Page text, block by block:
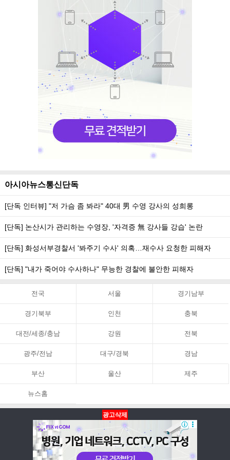
아시아뉴스통신단독
[단독 인터뷰] "저 가슴 좀 봐라" 40대 男 수영 강사의 성희롱
[단독] 논산시가 관리하는 수영장, '자격증 無 강사들 강습' 논란
[단독] 화성서부경찰서 '봐주기 수사' 의혹…재수사 요청한 피해자
[단독] "내가 죽어야 수사하나" 무능한 경찰에 불안한 피해자
전국 서울 경기남부
경기북부 인천 충북
대전/세종/충남 강원 전북
광주/전남 대구/경북 경남
부산 울산 제주
뉴스홈
뉴스홈 PC화면 맨위로
Copyright ⓒ 아시아뉴스통신 All Rights Reserved.
광고삭제